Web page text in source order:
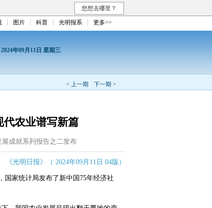
您想去哪里？
图片 科普 光明报系 更多>>
2024年09月11日 星期三
< 上一期 下一期 >
农业谱写新篇
成就系列报告之二发布
《光明日报》（ 2024年09月11日 04版）
家统计局发布了新中国75年经济社